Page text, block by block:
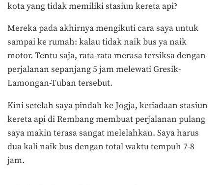
kota yang tidak memiliki stasiun kereta api?
Mereka pada akhirnya mengikuti cara saya untuk
sampai ke rumah: kalau tidak naik bus ya naik
motor. Tentu saja, rata-rata merasa tersiksa dengan
perjalanan sepanjang 5 jam melewati Gresik-
Lamongan-Tuban tersebut.
Kini setelah saya pindah ke Jogja, ketiadaan stasiun
kereta api di Rembang membuat perjalanan pulang
saya makin terasa sangat melelahkan. Saya harus
dua kali naik bus dengan total waktu tempuh 7-8
jam.